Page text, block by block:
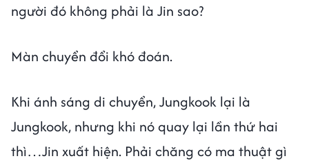
người đó không phải là Jin sao?
Màn chuyển đổi khó đoán.
Khi ánh sáng di chuyển, Jungkook lại là
Jungkook, nhưng khi nó quay lại lần thứ hai
thì…Jin xuất hiện. Phải chăng có ma thuật gì